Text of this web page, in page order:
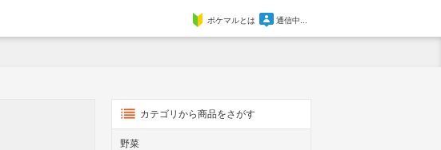
ポケマルとは 通信中...
カテゴリから商品をさがす
野菜